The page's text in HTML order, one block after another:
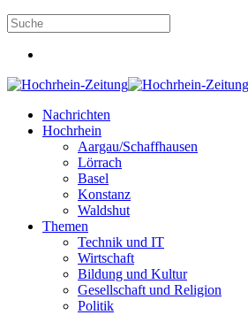
Nachrichten
Hochrhein
Aargau/Schaffhausen
Lörrach
Basel
Konstanz
Waldshut
Themen
Technik und IT
Wirtschaft
Bildung und Kultur
Gesellschaft und Religion
Politik